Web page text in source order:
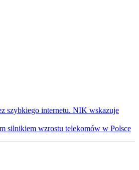
szybkiego internetu. NIK wskazuje
silnikiem wzrostu telekomów w Polsce